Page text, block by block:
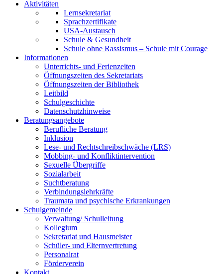
Aktivitäten
Lernsekretariat
Sprachzertifikate
USA-Austausch
Schule & Gesundheit
Schule ohne Rassismus – Schule mit Courage
Informationen
Unterrichts- und Ferienzeiten
Öffnungszeiten des Sekretariats
Öffnungszeiten der Bibliothek
Leitbild
Schulgeschichte
Datenschutzhinweise
Beratungsangebote
Berufliche Beratung
Inklusion
Lese- und Rechtschreibschwäche (LRS)
Mobbing- und Konfliktintervention
Sexuelle Übergriffe
Sozialarbeit
Suchtberatung
Verbindungslehrkräfte
Traumata und psychische Erkrankungen
Schulgemeinde
Verwaltung/ Schulleitung
Kollegium
Sekretariat und Hausmeister
Schüler- und Elternvertretung
Personalrat
Förderverein
Kontakt